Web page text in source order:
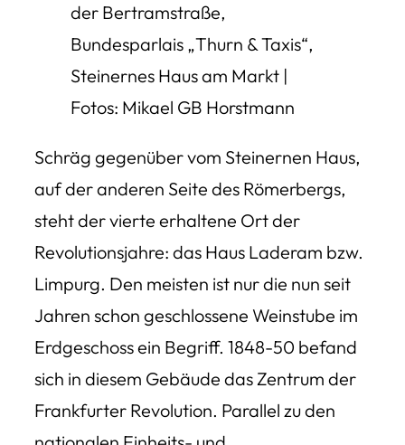
der Bertramstraße,
Bundesparlais „Thurn & Taxis“,
Steinernes Haus am Markt |
Fotos: Mikael GB Horstmann
Schräg gegenüber vom Steinernen Haus,
auf der anderen Seite des Römerbergs,
steht der vierte erhaltene Ort der
Revolutionsjahre: das Haus Laderam bzw.
Limpurg. Den meisten ist nur die nun seit
Jahren schon geschlossene Weinstube im
Erdgeschoss ein Begriff. 1848-50 befand
sich in diesem Gebäude das Zentrum der
Frankfurter Revolution. Parallel zu den